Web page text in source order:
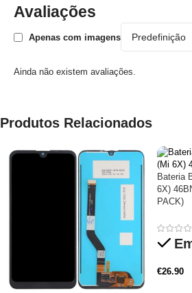
Avaliações
Apenas com imagens
Ainda não existem avaliações.
Produtos Relacionados
Bateria
6X)
PACK)
€26.90